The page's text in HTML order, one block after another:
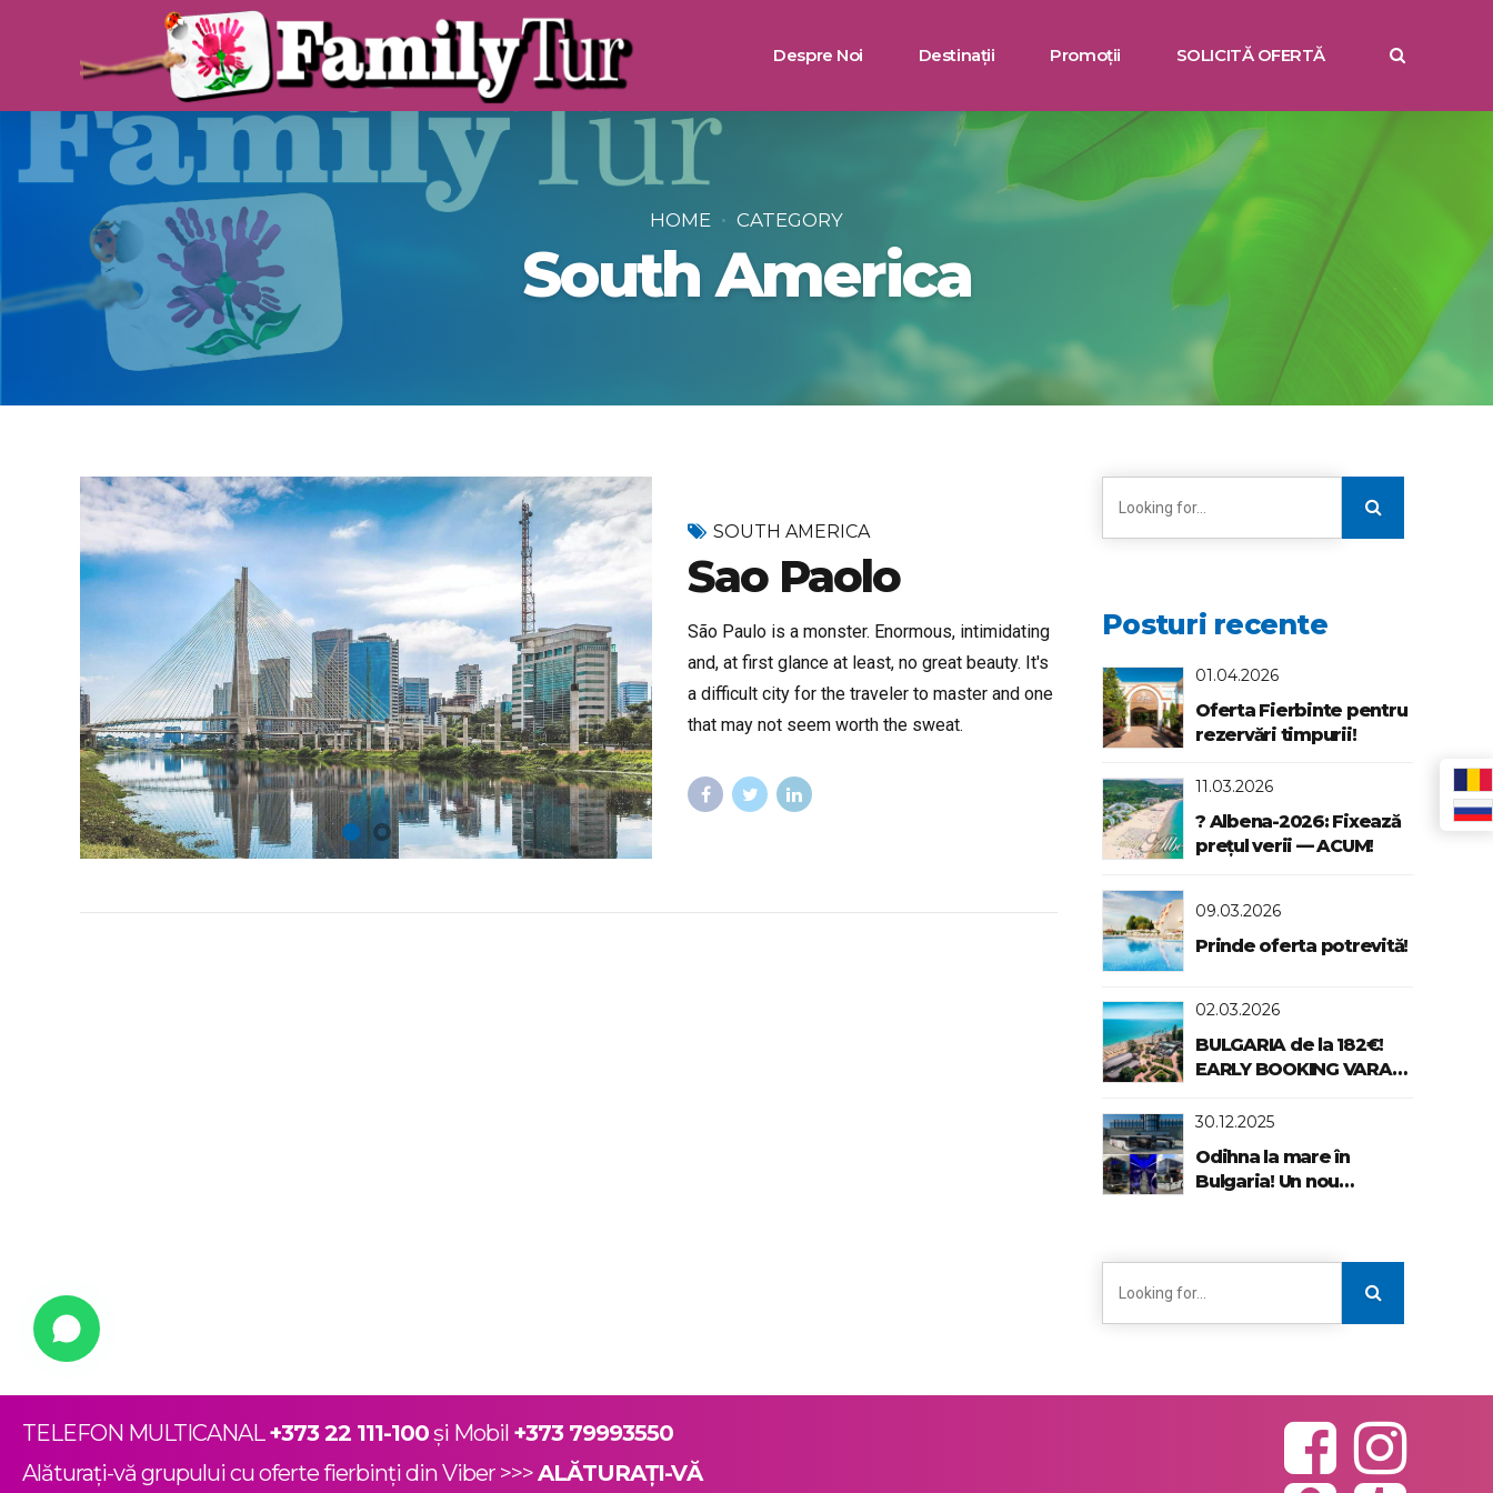
Despre Noi Destinații
Grecia
Promoții SOLICITĂ OFERTĂ
HOME CATEGORY
South America
SOUTH AMERICA
Sao Paolo
São Paulo is a monster. Enormous, intimidating
and, at first glance at least, no great beauty. It's
a difficult city for the traveler to master and one
that may not seem worth the sweat.
Posturi recente
01.04.2026
Oferta Fierbinte pentru
rezervări timpurii!
11.03.2026
? Albena-2026: Fixează
prețul verii — ACUM!
09.03.2026
Prinde oferta potrevită!
02.03.2026
BULGARIA de la 182€!
EARLY BOOKING VARA
30.12.2025
Odihna la mare în
Bulgaria! Un nou
TELEFON MULTICANAL+373 22 111-100și Mobil +373 79993550
Alăturați-vă grupului cu oferte fierbinți din Viber >>>ALĂTURAȚI-VĂ